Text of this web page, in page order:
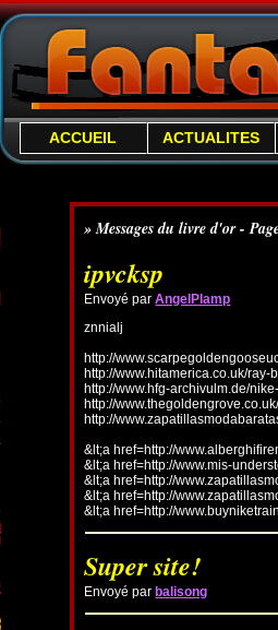
ACCUEIL ACTUALITES
» Messages du livre d'or -
ipvcksp
Envoyé parAngelPlamp
znnialj
http://
http://www.hitamerica.co.uk/
http://www.hfg-archivulm.de/
http://
http://
&lt;a href=http://
&lt;a href=http://www.mis-
&lt;a href=http://
&lt;a href=http://
&lt;a href=http://
Super site!
Envoyé par balisong